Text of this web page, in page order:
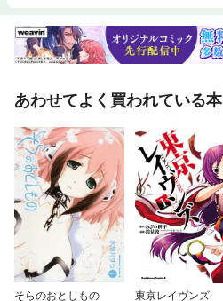
あわせてよく買われている本
そらのおとしもの 東京レイヴンズ